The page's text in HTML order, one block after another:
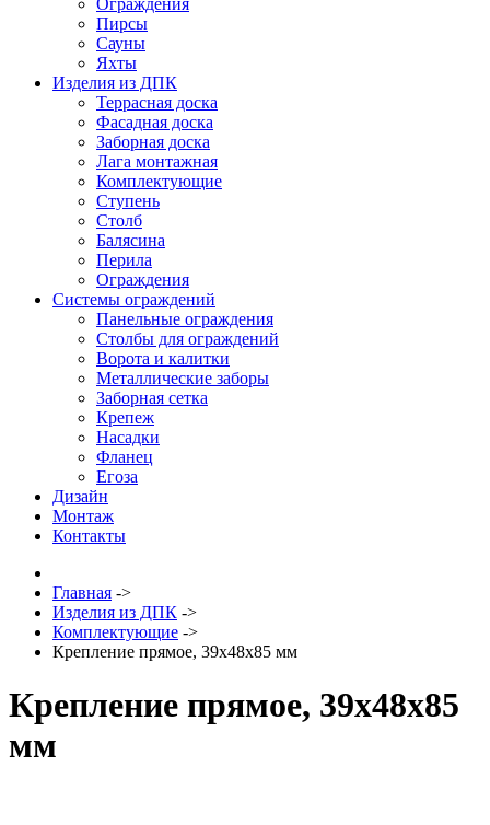
Ограждения
Пирсы
Сауны
Яхты
Изделия из ДПК
Террасная доска
Фасадная доска
Заборная доска
Лага монтажная
Комплектующие
Ступень
Столб
Балясина
Перила
Ограждения
Системы ограждений
Панельные ограждения
Столбы для ограждений
Ворота и калитки
Металлические заборы
Заборная сетка
Крепеж
Насадки
Фланец
Егоза
Дизайн
Монтаж
Контакты
Главная ->
Изделия из ДПК ->
Комплектующие ->
Крепление прямое, 39х48х85 мм
Крепление прямое, 39х48х85
мм